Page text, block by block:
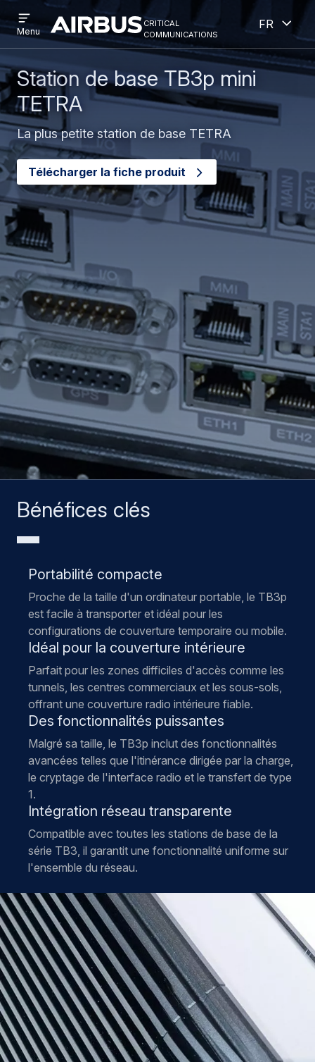
Aller
au
contenu
principal
Skip
to
search
Criticalcommunications
critical
communications
Open
menu
Menu
French
Station de base TB3p mini
TETRA
La plus petite station de base TETRA
Télécharger la fiche produit
Bénéfices clés
Portabilité compacte
Proche de la taille d'un ordinateur portable, le TB3p
est facile à transporter et idéal pour les
configurations de couverture temporaire ou mobile.
Idéal pour la couverture intérieure
Parfait pour les zones difficiles d'accès comme les
tunnels, les centres commerciaux et les sous-sols,
offrant une couverture radio intérieure fiable.
Des fonctionnalités puissantes
Malgré sa taille, le TB3p inclut des fonctionnalités
avancées telles que l'itinérance dirigée par la charge,
le cryptage de l'interface radio et le transfert de type
1.
Intégration réseau transparente
Compatible avec toutes les stations de base de la
série TB3, il garantit une fonctionnalité uniforme sur
l'ensemble du réseau.